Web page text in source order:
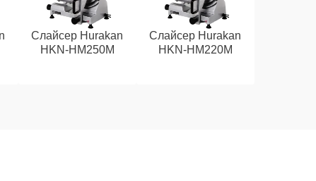
Слайсер Hurakan
HKN-HM250M
Слайсер Hurakan
HKN-HM220M